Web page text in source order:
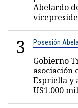
Abelardo
3 Posesión
Gobierno
asociación
Espriella y
US1.000